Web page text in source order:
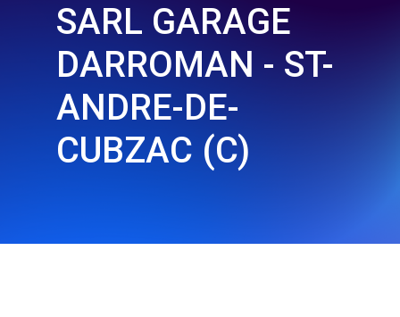
SARL GARAGE
DARROMAN - ST-
ANDRE-DE-
CUBZAC (C)